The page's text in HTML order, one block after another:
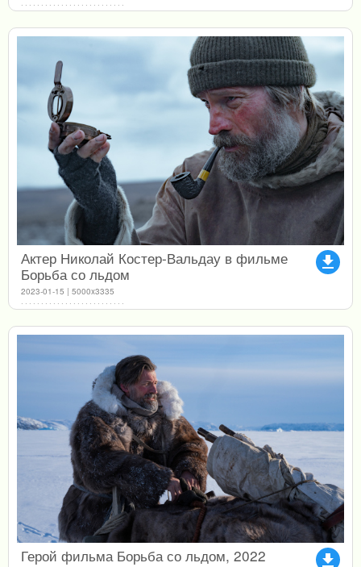
file_download
Актер Николай Костер-Вальдау в фильме
Борьба со льдом
2023-01-15 | 5000x3335
file_download
Герой фильма Борьба со льдом, 2022